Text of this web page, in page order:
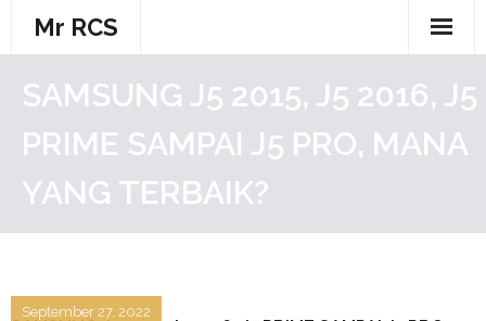
Mr RCS
SAMSUNG J5 2015, J5 2016, J5
PRIME SAMPAI J5 PRO, MANA
YANG TERBAIK?
September 27, 2022